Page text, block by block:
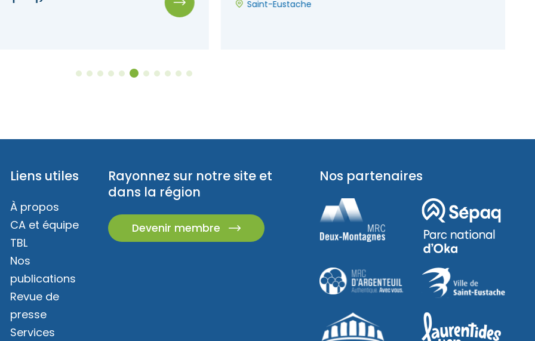
Saint-Eustache
Rayonnez sur notre site et
dans la région
Devenir membre
Liens utiles
À propos
CA et équipe
TBL
Nos
publications
Revue de
presse
Services
Nos partenaires